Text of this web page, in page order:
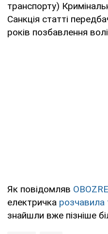
транспорту)
Санкція статті
років позбавлення
Як повідомляв
електричка
знайшли вже пізніше